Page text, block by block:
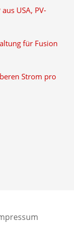
USA, PV-
für Fusion
Strom pro